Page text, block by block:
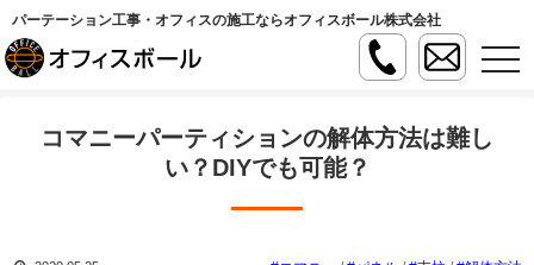
パーテーション工事・オフィスの施工ならオフィスボール株式会社
t
o
コマニーパーティションの解体方法は難し
い？DIYでも可能？